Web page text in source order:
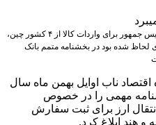
در حالی که در ابلاغیه بهمن ماه معاون اول رئیس جمهور برای واردات کالا از ۴ کشور چین،
لحاظ شده بود در بخشنامه متمم بانک
اقتصاد ناب اوایل بهمن ماه سال
مهمی را در خصوص
ارز برای ثبت سفارش